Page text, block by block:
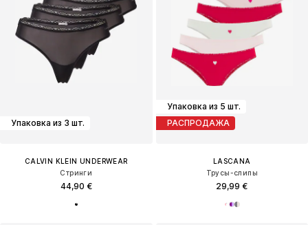
Упаковка из 3 шт.
CALVIN KLEIN UNDERWEAR
Стринги
44,90 €
Упаковка из 5 шт.
РАСПРОДАЖА
LASCANA
Трусы-слипы
29,99 €